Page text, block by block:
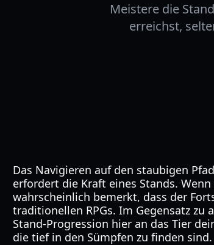
Meistere die
erreichst,
Das Navigieren auf den staubigen
erfordert die Kraft eines Stands. Wenn
wahrscheinlich bemerkt, dass der
traditionellen RPGs. Im Gegensatz
Stand-Progression hier an das Tier
die tief in den Sümpfen zu finden sind.